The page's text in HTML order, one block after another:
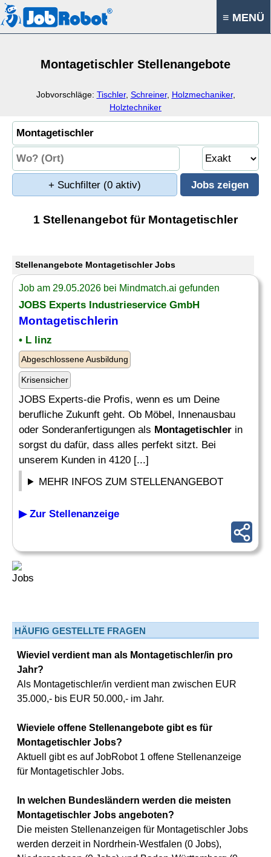
≡ MENÜ
Montagetischler Stellenangebote
Jobvorschläge: Tischler, Schreiner, Holzmechaniker,
Holztechniker
+ Suchfilter (0 aktiv)
1 Stellenangebot für Montagetischler
Stellenangebote Montagetischler Jobs
Job am 29.05.2026 bei Mindmatch.ai gefunden
JOBS Experts Industrieservice GmbH
Montagetischlerin
• L linz
Abgeschlossene Ausbildung
Krisensicher
JOBS Experts-die Profis, wenn es um Deine
berufliche Zukunft geht. Ob Möbel, Innenausbau
oder Sonderanfertigungen als Montagetischler in
sorgst du dafür, dass alles perfekt sitzt. Bei
unserem Kunden in 4120 [...]
MEHR INFOS ZUM STELLENANGEBOT
▶ Zur Stellenanzeige
HÄUFIG GESTELLTE FRAGEN
Wieviel verdient man als Montagetischler/in pro
Jahr?
Als Montagetischler/in verdient man zwischen EUR
35.000,- bis EUR 50.000,- im Jahr.
Wieviele offene Stellenangebote gibt es für
Montagetischler Jobs?
Aktuell gibt es auf JobRobot 1 offene Stellenanzeige
für Montagetischler Jobs.
In welchen Bundesländern werden die meisten
Montagetischler Jobs angeboten?
Die meisten Stellenanzeigen für Montagetischler Jobs
werden derzeit in Nordrhein-Westfalen (0 Jobs),